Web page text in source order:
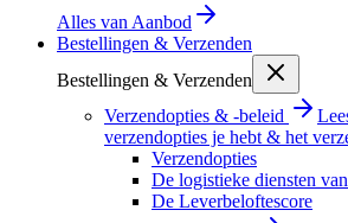
Alles van Aanbod
Bestellingen & Verzenden
Bestellingen & Verzenden
Verzendopties & -beleid
verzendopties je hebt & het
Verzendopties
De logistieke diensten
De Leverbeloftescore